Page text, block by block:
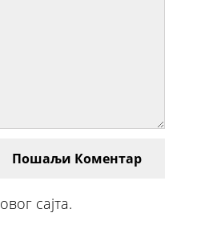
Пошаљи Коментар
овог сајта.